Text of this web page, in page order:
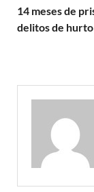
14 meses de
delitos de hurto